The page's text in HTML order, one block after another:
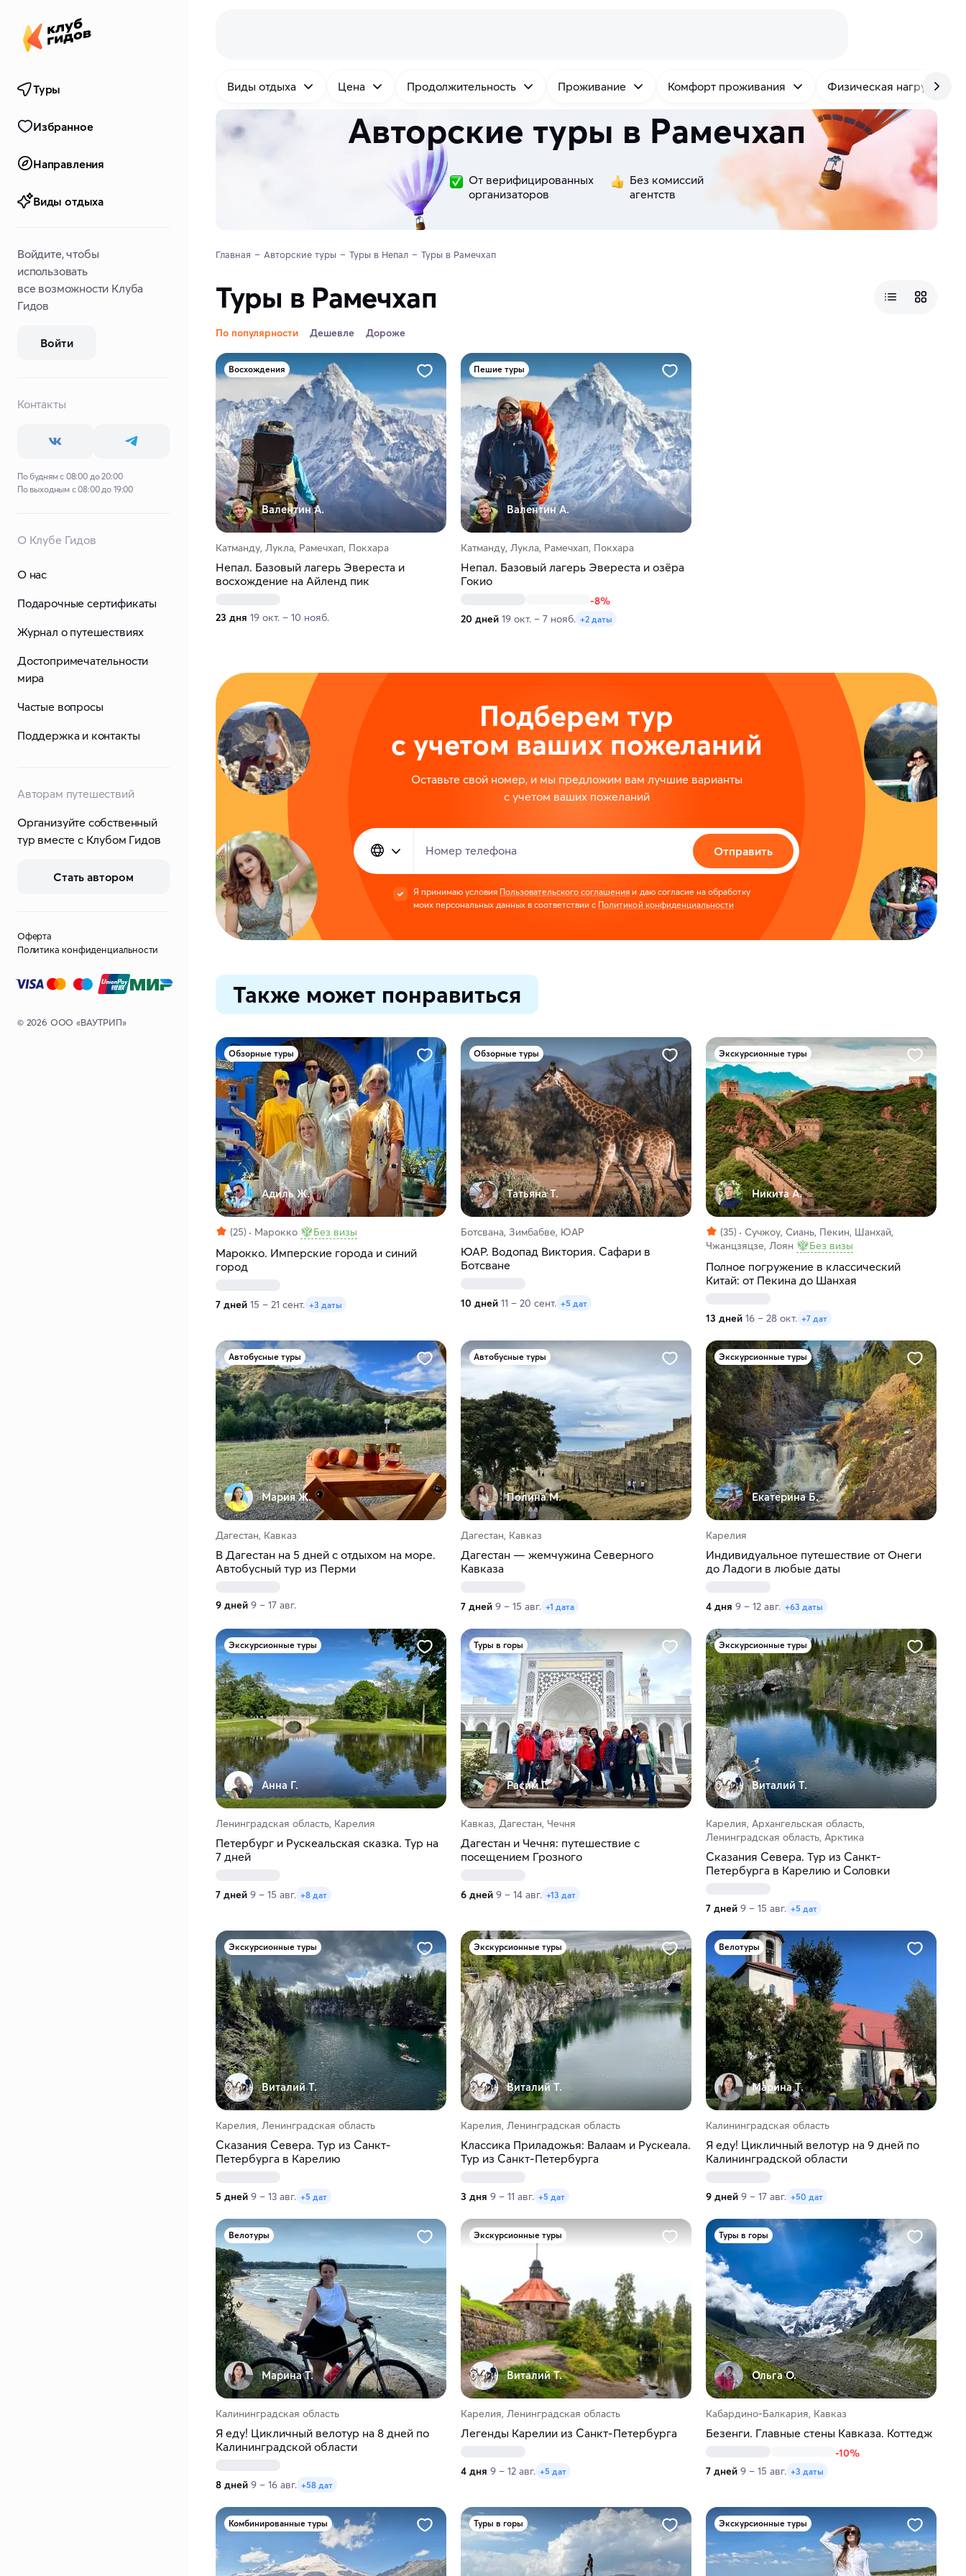
Туры
Избранное
Направления
Виды отдыха
Войдите, чтобы
использовать
все возможности Клуба
Гидов
Войти
Контакты
По будням с 08:00 до 20:00
По выходным с 08:00 до 19:00
О Клубе Гидов
О нас
Подарочные сертификаты
Журнал о путешествиях
Достопримечательности
мира
Частые вопросы
Поддержка и контакты
Авторам путешествий
Организуйте собственный
тур вместе с Клубом Гидов
Стать автором
Оферта
Политика конфиденциальности
© 2026 ООО «ВАУТРИП»
Виды отдыха Цена Продолжительность Проживание Комфорт проживания Физическая нагрузка
Авторские туры в Рамечхап
От верифицированных
организаторов
Без комиссий
агентств
Главная Авторские туры Туры в Непал Туры в Рамечхап
Туры в Рамечхап
По популярности Дешевле Дороже
Восхождения
Валентин А.
Катманду, Лукла, Рамечхап, Покхара
Непал. Базовый лагерь Эвереста и
восхождение на Айленд пик
23 дня 19 окт. – 10 нояб.
Пешие туры
Валентин А.
Катманду, Лукла, Рамечхап, Покхара
Непал. Базовый лагерь Эвереста и озёра
Гокио
-8%
20 дней 19 окт. – 7 нояб. +2 даты
Подберем тур
с учетом ваших пожеланий
Оставьте свой номер, и мы предложим вам лучшие варианты
с учетом ваших пожеланий
Номер телефона Отправить
Я принимаю условия Пользовательского соглашения и даю согласие на обработку
моих персональных данных в соответствии с Политикой конфиденциальности
Также может понравиться
Обзорные туры
Адиль Ж.
(25) Марокко Без визы
Марокко. Имперские города и синий
город
7 дней 15 – 21 сент. +3 даты
Обзорные туры
Татьяна Т.
Ботсвана, Зимбабве, ЮАР
ЮАР. Водопад Виктория. Сафари в
Ботсване
10 дней 11 – 20 сент. +5 дат
Экскурсионные туры
Никита А.
(35)
Сучжоу, Сиань, Пекин, Шанхай,
Чжанцзяцзе, Лоян
Без визы
Полное погружение в классический
Китай: от Пекина до Шанхая
13 дней 16 – 28 окт. +7 дат
Автобусные туры
Мария Ж.
Дагестан, Кавказ
В Дагестан на 5 дней с отдыхом на море.
Автобусный тур из Перми
9 дней 9 – 17 авг.
Автобусные туры
Полина М.
Дагестан, Кавказ
Дагестан — жемчужина Северного
Кавказа
7 дней 9 – 15 авг. +1 дата
Экскурсионные туры
Екатерина Б.
Карелия
Индивидуальное путешествие от Онеги
до Ладоги в любые даты
4 дня 9 – 12 авг. +63 даты
Экскурсионные туры
Анна Г.
Ленинградская область, Карелия
Петербург и Рускеальская сказка. Тур на
7 дней
7 дней 9 – 15 авг. +8 дат
Туры в горы
Расим Г.
Кавказ, Дагестан, Чечня
Дагестан и Чечня: путешествие с
посещением Грозного
6 дней 9 – 14 авг. +13 дат
Экскурсионные туры
Виталий Т.
Карелия, Архангельская область,
Ленинградская область, Арктика
Сказания Севера. Тур из Санкт-
Петербурга в Карелию и Соловки
7 дней 9 – 15 авг. +5 дат
Экскурсионные туры
Виталий Т.
Карелия, Ленинградская область
Сказания Севера. Тур из Санкт-
Петербурга в Карелию
5 дней 9 – 13 авг. +5 дат
Экскурсионные туры
Виталий Т.
Карелия, Ленинградская область
Классика Приладожья: Валаам и Рускеала.
Тур из Санкт-Петербурга
3 дня 9 – 11 авг. +5 дат
Велотуры
Марина Т.
Калининградская область
Я еду! Цикличный велотур на 9 дней по
Калининградской области
9 дней 9 – 17 авг. +50 дат
Велотуры
Марина Т.
Калининградская область
Я еду! Цикличный велотур на 8 дней по
Калининградской области
8 дней 9 – 16 авг. +58 дат
Экскурсионные туры
Виталий Т.
Карелия, Ленинградская область
Легенды Карелии из Санкт-Петербурга
4 дня 9 – 12 авг. +5 дат
Туры в горы
Ольга О.
Кабардино-Балкария, Кавказ
Безенги. Главные стены Кавказа. Коттедж
-10%
7 дней 9 – 15 авг. +3 даты
Комбинированные туры Туры в горы Экскурсионные туры